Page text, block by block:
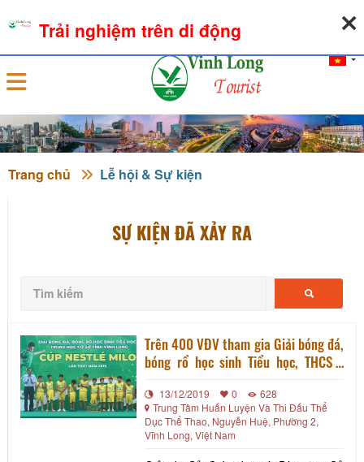
Đăng nhập
Trang chủ Lễ hội & Sự kiện
SỰ KIỆN ĐÃ XẢY RA
Trên 400 VĐV tham gia Giải bóng đá,
bóng rổ học sinh Tiểu học, THCS -
13/12/2019 0
628
Trung Tâm Huấn Luyện Và Thi Đấu Thể
Dục Thể Thao, Nguyễn Huệ, Phường 2,
Vĩnh Long, Việt Nam
Trải nghiệm trên di động